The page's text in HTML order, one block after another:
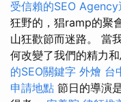
受信賴的SEO Agency
狂野的，猖ramp的聚
山狂歡節而迷路。 當
何改變了我們的精力和
的SEO關鍵字 外燴 台
申請地點 節日的導演